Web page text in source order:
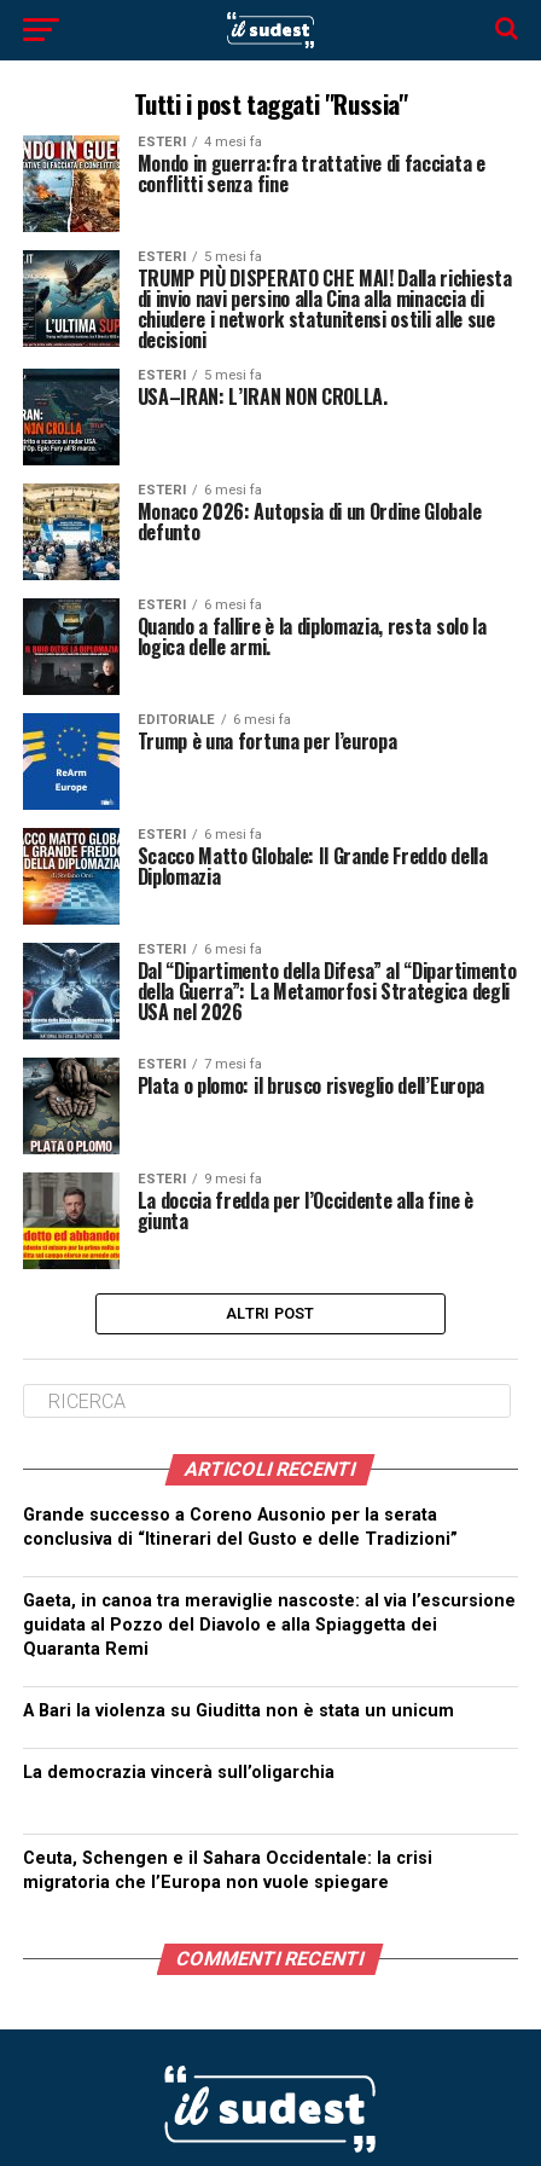
Tutti i post taggati "Russia"
ESTERI 4 mesi fa
Mondo in guerra:fra trattative di facciata e
conflitti senza fine
ESTERI 5 mesi fa
TRUMP PIÙ DISPERATO CHE MAI! Dalla richiesta
di invio navi persino alla Cina alla minaccia di
chiudere i network statunitensi ostili alle sue
decisioni
ESTERI 5 mesi fa
USA–IRAN: L’IRAN NON CROLLA.
ESTERI 6 mesi fa
Monaco 2026: Autopsia di un Ordine Globale
defunto
ESTERI 6 mesi fa
Quando a fallire è la diplomazia, resta solo la
logica delle armi.
EDITORIALE 6 mesi fa
Trump è una fortuna per l’europa
ESTERI 6 mesi fa
Scacco Matto Globale: Il Grande Freddo della
Diplomazia
ESTERI 6 mesi fa
Dal “Dipartimento della Difesa” al “Dipartimento
della Guerra”: La Metamorfosi Strategica degli
USA nel 2026
ESTERI 7 mesi fa
Plata o plomo: il brusco risveglio dell’Europa
ESTERI 9 mesi fa
La doccia fredda per l’Occidente alla fine è
giunta
ALTRI POST
ARTICOLI RECENTI
Grande successo a Coreno Ausonio per la serata
conclusiva di “Itinerari del Gusto e delle Tradizioni”
Gaeta, in canoa tra meraviglie nascoste: al via l’escursione
guidata al Pozzo del Diavolo e alla Spiaggetta dei
Quaranta Remi
A Bari la violenza su Giuditta non è stata un unicum
La democrazia vincerà sull’oligarchia
Ceuta, Schengen e il Sahara Occidentale: la crisi
migratoria che l’Europa non vuole spiegare
COMMENTI RECENTI